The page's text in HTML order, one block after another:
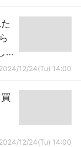
2024/12/24(Tu) 14:00
2024/12/24(Tu) 14:00